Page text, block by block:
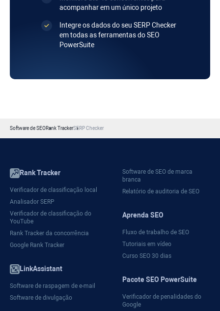
acompanhar em um único projeto
Integre os dados do seu SERP Checker
em todas as ferramentas do SEO
PowerSuite
Software de SEORank TrackerSERP Checker
Rank Tracker
Verificador de classificação local
Analisador SERP
Verificador de classificação do
YouTube
Rank Tracker da concorrência
Google Rank Tracker
LinkAssistant
Software de raspagem de e-mail
Software de divulgação
Software de SEO de marca
branca
Relatório de auditoria de SEO
Aprenda SEO
Fluxo de trabalho de SEO
Tutoriais em vídeo
Curso SEO 30 dias
Pacote SEO PowerSuite
Verificador de penalidades do
Google